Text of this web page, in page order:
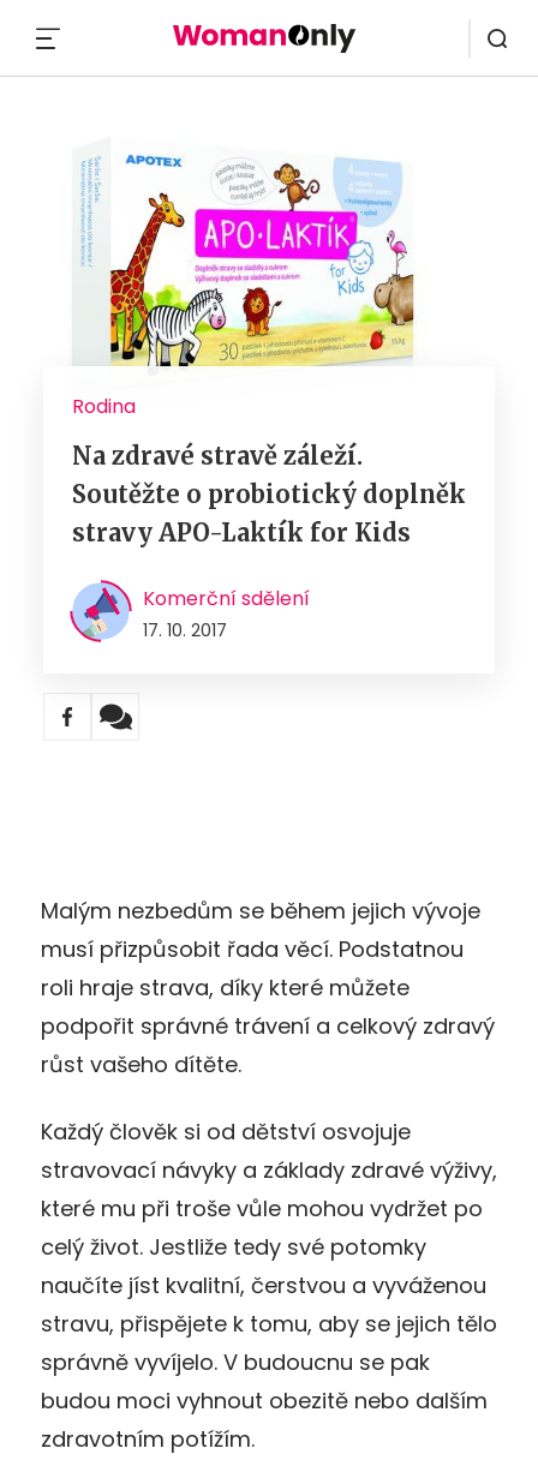
Rodina
Na zdravé stravě záleží.
Soutěžte o probiotický doplněk
stravy APO-Laktík for Kids
Komerční sdělení
17. 10. 2017
Malým nezbedům se během jejich vývoje
musí přizpůsobit řada věcí. Podstatnou
roli hraje strava, díky které můžete
podpořit správné trávení a celkový zdravý
růst vašeho dítěte.
Každý člověk si od dětství osvojuje
stravovací návyky a základy zdravé výživy,
které mu při troše vůle mohou vydržet po
celý život. Jestliže tedy své potomky
naučíte jíst kvalitní, čerstvou a vyváženou
stravu, přispějete k tomu, aby se jejich tělo
správně vyvíjelo. V budoucnu se pak
budou moci vyhnout obezitě nebo dalším
zdravotním potížím.